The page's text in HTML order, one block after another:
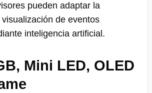
pueden adaptar la
de eventos
inteligencia artificial.
Mini LED, OLED